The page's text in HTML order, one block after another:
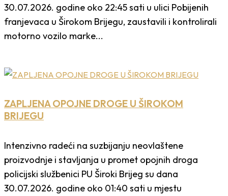
30.07.2026. godine oko 22:45 sati u ulici Pobijenih
franjevaca u Širokom Brijegu, zaustavili i kontrolirali
motorno vozilo marke...
ZAPLJENA OPOJNE DROGE U ŠIROKOM
BRIJEGU
Intenzivno radeći na suzbijanju neovlaštene
proizvodnje i stavljanja u promet opojnih droga
policijski službenici PU Široki Brijeg su dana
30.07.2026. godine oko 01:40 sati u mjestu